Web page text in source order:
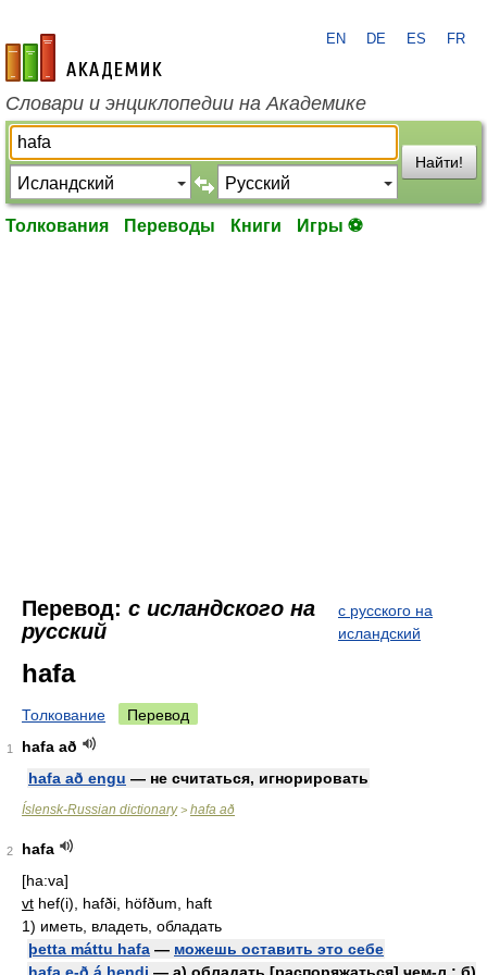
academic.ru
EN DE ES FR
Словари и энциклопедии на Академике
Найти!
Толкования Переводы Книги Игры ⚽
Перевод: с исландского на
русский
с русского на
исландский
hafa
Толкование Перевод
1
hafa að
hafa að engu — не считаться, игнорировать
Íslensk-Russian dictionary> hafa að
2
hafa
[ha:va]
vt hef(i), hafði, höfðum, haft
1) иметь, владеть, обладать
þetta máttu hafa — можешь оставить это себе